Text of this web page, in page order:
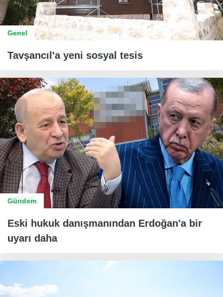
Genel
Tavşancıl'a yeni sosyal tesis
Gündem
Eski hukuk danışmanından Erdoğan'a bir
uyarı daha